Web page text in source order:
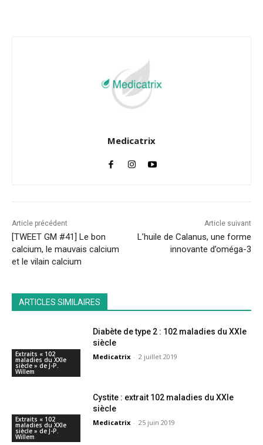
Medicatrix
Article précédent
[TWEET GM #41] Le bon
calcium, le mauvais calcium
et le vilain calcium
Article suivant
L’huile de Calanus, une forme
innovante d’oméga-3
ARTICLES SIMILAIRES
Extraits « 102
maladies du XXIe
siècle » de J-P.
Willem
Diabète de type 2 : 102 maladies du XXIe
siècle
Medicatrix - 2 juillet 2019
Extraits « 102
maladies du XXIe
siècle » de J-P.
Willem
Cystite : extrait 102 maladies du XXIe
siècle
Medicatrix - 25 juin 2019